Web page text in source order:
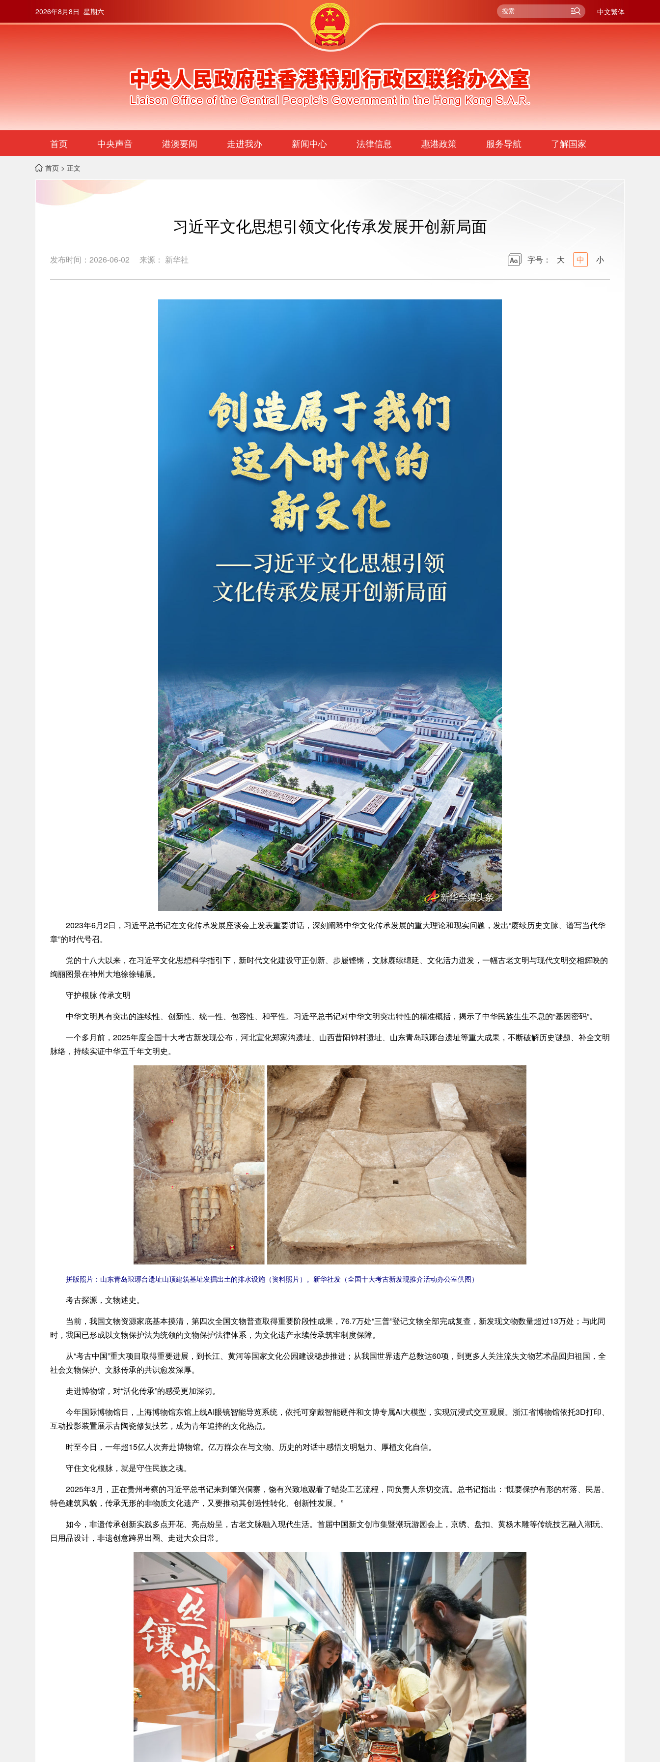
2026年8月8日 星期六 中文繁体
首页 中央声音 港澳要闻 走进我办 新闻中心 法律信息 惠港政策 服务导航 了解国家
首页 > 正文
习近平文化思想引领文化传承发展开创新局面
发布时间：2026-06-02 来源： 新华社 字号： 大 中 小
2023年6月2日，习近平总书记在文化传承发展座谈会上发表重要讲话，深刻阐释中华文化传承发展的重大理论和现实问题，发出“赓续历史文脉、谱写当代华
章”的时代号召。
党的十八大以来，在习近平文化思想科学指引下，新时代文化建设守正创新、步履铿锵，文脉赓续绵延、文化活力迸发，一幅古老文明与现代文明交相辉映的
绚丽图景在神州大地徐徐铺展。
守护根脉 传承文明
中华文明具有突出的连续性、创新性、统一性、包容性、和平性。习近平总书记对中华文明突出特性的精准概括，揭示了中华民族生生不息的“基因密码”。
一个多月前，2025年度全国十大考古新发现公布，河北宣化郑家沟遗址、山西昔阳钟村遗址、山东青岛琅琊台遗址等重大成果，不断破解历史谜题、补全文明
脉络，持续实证中华五千年文明史。
拼版照片：山东青岛琅琊台遗址山顶建筑基址发掘出土的排水设施（资料照片）。新华社发（全国十大考古新发现推介活动办公室供图）
考古探源，文物述史。
当前，我国文物资源家底基本摸清，第四次全国文物普查取得重要阶段性成果，76.7万处“三普”登记文物全部完成复查，新发现文物数量超过13万处；与此同
时，我国已形成以文物保护法为统领的文物保护法律体系，为文化遗产永续传承筑牢制度保障。
从“考古中国”重大项目取得重要进展，到长江、黄河等国家文化公园建设稳步推进；从我国世界遗产总数达60项，到更多人关注流失文物艺术品回归祖国，全
社会文物保护、文脉传承的共识愈发深厚。
走进博物馆，对“活化传承”的感受更加深切。
今年国际博物馆日，上海博物馆东馆上线AI眼镜智能导览系统，依托可穿戴智能硬件和文博专属AI大模型，实现沉浸式交互观展。浙江省博物馆依托3D打印、
互动投影装置展示古陶瓷修复技艺，成为青年追捧的文化热点。
时至今日，一年超15亿人次奔赴博物馆。亿万群众在与文物、历史的对话中感悟文明魅力、厚植文化自信。
守住文化根脉，就是守住民族之魂。
2025年3月，正在贵州考察的习近平总书记来到肇兴侗寨，饶有兴致地观看了蜡染工艺流程，同负责人亲切交流。总书记指出：“既要保护有形的村落、民居、
特色建筑风貌，传承无形的非物质文化遗产，又要推动其创造性转化、创新性发展。”
如今，非遗传承创新实践多点开花、亮点纷呈，古老文脉融入现代生活。首届中国新文创市集暨潮玩游园会上，京绣、盘扣、黄杨木雕等传统技艺融入潮玩、
日用品设计，非遗创意跨界出圈、走进大众日常。